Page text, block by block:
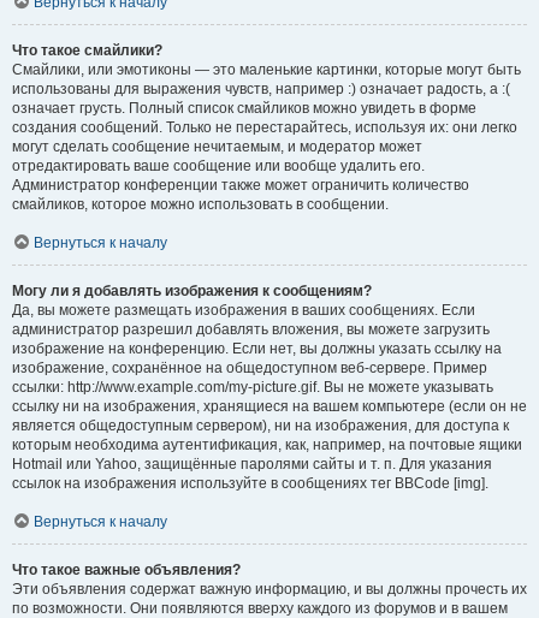
Что такое смайлики?
Смайлики, или эмотиконы — это маленькие картинки, которые могут быть
использованы для выражения чувств, например :) означает радость, а :(
означает грусть. Полный список смайликов можно увидеть в форме
создания сообщений. Только не перестарайтесь, используя их: они легко
могут сделать сообщение нечитаемым, и модератор может
отредактировать ваше сообщение или вообще удалить его.
Администратор конференции также может ограничить количество
смайликов, которое можно использовать в сообщении.
Вернуться к началу
Могу ли я добавлять изображения к сообщениям?
Да, вы можете размещать изображения в ваших сообщениях. Если
администратор разрешил добавлять вложения, вы можете загрузить
изображение на конференцию. Если нет, вы должны указать ссылку на
изображение, сохранённое на общедоступном веб-сервере. Пример
ссылки: http://www.example.com/my-picture.gif. Вы не можете указывать
ссылку ни на изображения, хранящиеся на вашем компьютере (если он не
является общедоступным сервером), ни на изображения, для доступа к
которым необходима аутентификация, как, например, на почтовые ящики
Hotmail или Yahoo, защищённые паролями сайты и т. п. Для указания
ссылок на изображения используйте в сообщениях тег BBCode [img].
Вернуться к началу
Что такое важные объявления?
Эти объявления содержат важную информацию, и вы должны прочесть их
по возможности. Они появляются вверху каждого из форумов и в вашем